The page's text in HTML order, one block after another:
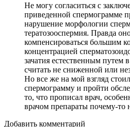
Не могу согласиться с
приведенной спермограмме
нарушение морфологии
тератозооспермия. Правда
компенсироваться большим
концентрацией
зачатия естественным путем
считать не сниженной или
Но все же на мой взгляд
спермограмму и пройти
то, что прописал врач,
врачом препараты почему-то
Добавить комментарий